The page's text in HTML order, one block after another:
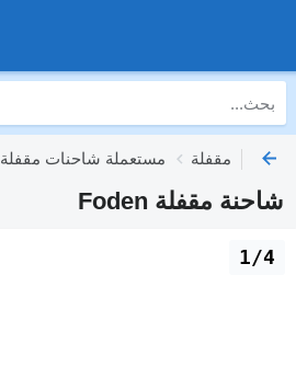
مستعملة شاحنات مقفلة
شاحنة مقفلة Foden
1/4